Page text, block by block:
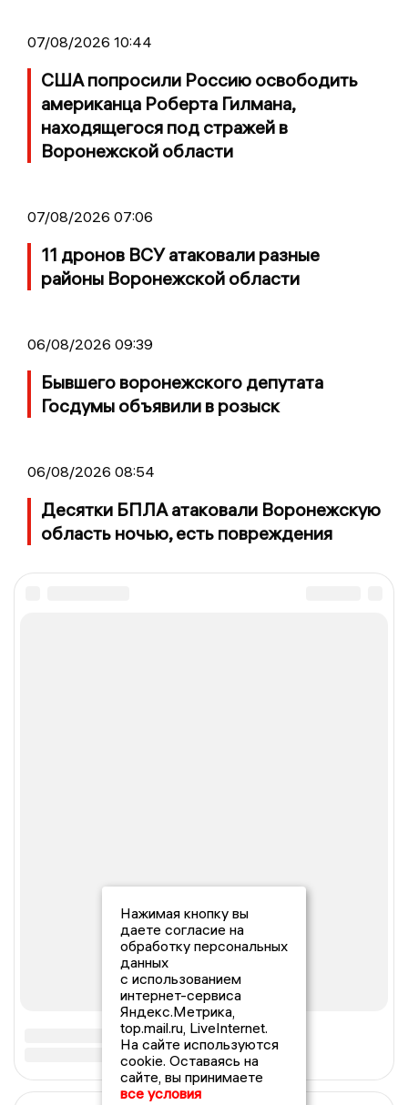
07/08/2026 10:44
США попросили Россию освободить
американца Роберта Гилмана,
находящегося под стражей в
Воронежской области
07/08/2026 07:06
11 дронов ВСУ атаковали разные
районы Воронежской области
06/08/2026 09:39
Бывшего воронежского депутата
Госдумы объявили в розыск
06/08/2026 08:54
Десятки БПЛА атаковали Воронежскую
область ночью, есть повреждения
Нажимая кнопку вы
даете согласие на
обработку персональных
данных
с использованием
интернет-сервиса
Яндекс.Метрика,
top.mail.ru, LiveInternet.
На сайте используются
cookie. Оставаясь на
сайте, вы принимаете
все условия